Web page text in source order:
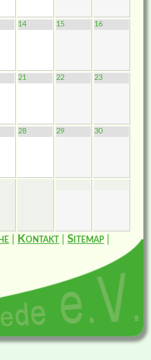
14 15 16
21 22 23
28 29 30
Kontakt |Sitemap